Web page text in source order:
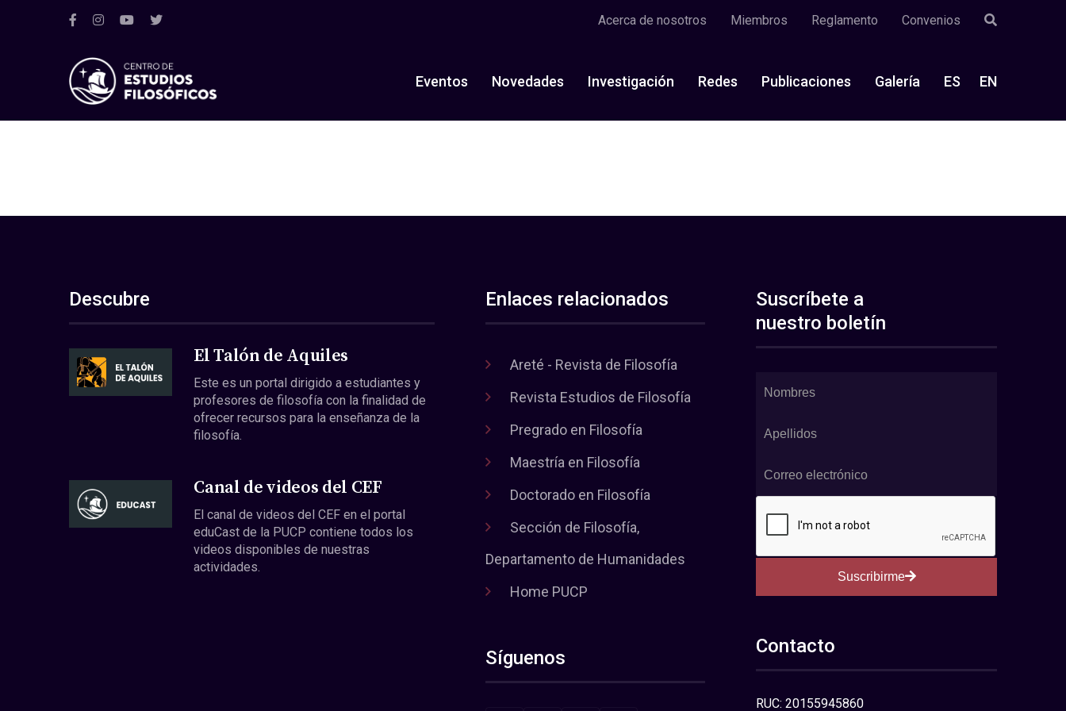
Acerca de nosotros Miembros Reglamento Convenios
Eventos Novedades Investigación Redes Publicaciones Galería ES EN
Descubre
El Talón de Aquiles
Este es un portal dirigido a estudiantes y
profesores de filosofía con la finalidad de
ofrecer recursos para la enseñanza de la
filosofía.
Canal de videos del CEF
El canal de videos del CEF en el portal
eduCast de la PUCP contiene todos los
videos disponibles de nuestras
actividades.
Enlaces relacionados
Areté - Revista de Filosofía
Revista Estudios de Filosofía
Pregrado en Filosofía
Maestría en Filosofía
Doctorado en Filosofía
Sección de Filosofía,
Departamento de Humanidades
Home PUCP
Síguenos
Suscríbete a
nuestro boletín
Suscribirme
Contacto
RUC: 20155945860